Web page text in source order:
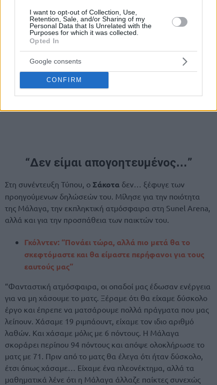
I want to opt-out of Collection, Use,
Retention, Sale, and/or Sharing of my
Personal Data that Is Unrelated with the
Purposes for which it was collected.
Opted In
Google consents
CONFIRM
“Δεν είμαι απογοητευμένος…”
Στη συνέντευξη Τύπου, ο Σάκοτα δεν… ξέφυγε των
προηγούμενων δηλώσεών του. Μίλησε για την ποιότητα
της Μάλαγα, την εκπληκτική ατμόσφαιρα στη Sunel Arena,
αλλά και για την προσπάθεια των παικτών του.
Γκόλντεν: “Πονάει τώρα, αλλά πιο μετά θα το
σκεφτόμαστε και θα είμαστε περήφανοι για τους
εαυτούς μας”
“Φανταστική ατμόσφαιρα, οι οπαδοί μας έδωσαν ενέργεια
για να μη χάσουμε το ματς. Ξέραμε ότι θα είχαμε δύσκολο
έργο και έπρεπε να ματσάρουμε πολλά πράγματα που μας
λείπουν. Χάσαμε 19 ριμπάουντ, είχαμε τον ιδιο αριθμό
λαθών. Και χάσαμε μόλις με 6 πόντους. Η Μάλαγα
σκοράρει περίπου 94 πόντους και απόψε ολοκλήρωσε το
ματς με 71. Πριν από το ματς θα έλεγα ότι ήταν δύσκολο,
έτσι όπως χάσαμε… Είχαμε ένα πλεονέκτημα, αλλά τα
μαθηματικά λένε ότι η Μάλαγα άλλαζε παίκτες συνεχώς